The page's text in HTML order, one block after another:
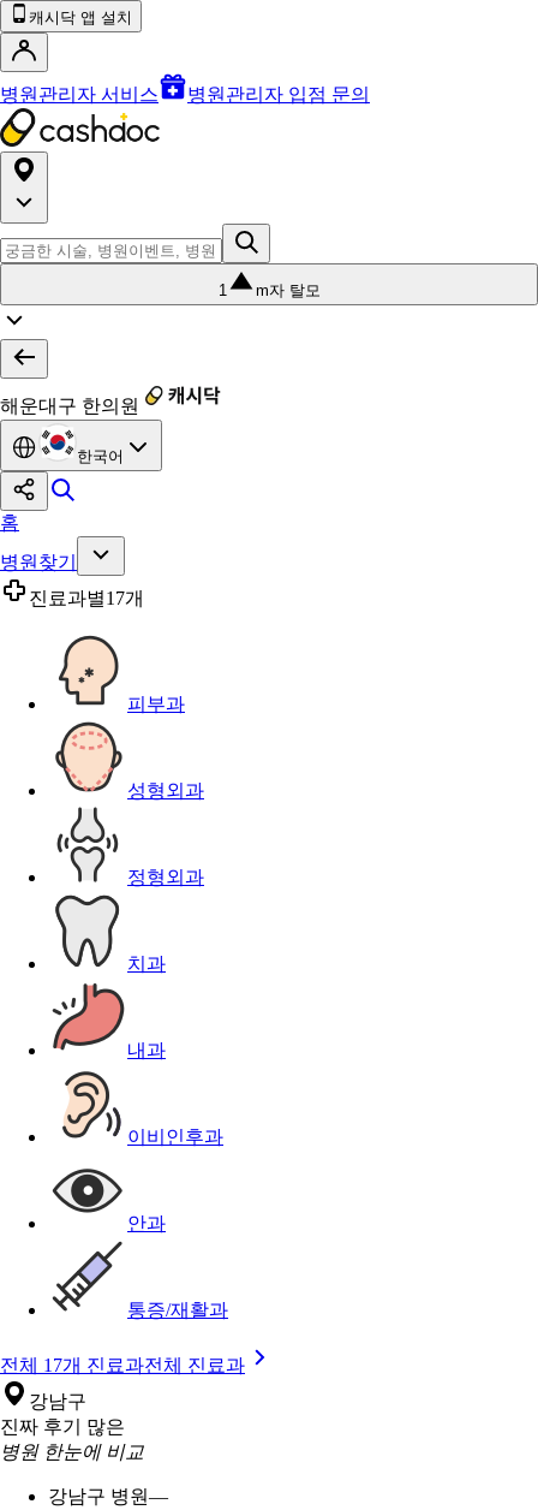
캐시닥 앱 설치
병원관리자 서비스 병원관리자 입점 문의
1 m자 탈모
해운대구 한의원
한국어
홈
병원찾기
진료과별17개
피부과
성형외과
정형외과
치과
내과
이비인후과
안과
통증/재활과
전체 17개 진료과전체 진료과
강남구
진짜 후기 많은
병원 한눈에 비교
강남구 병원—